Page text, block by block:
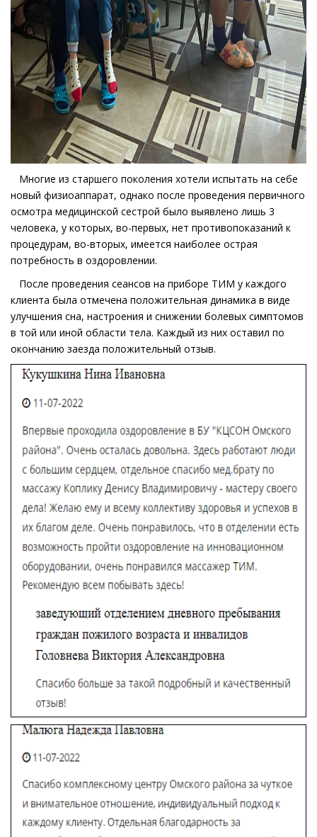
Многие из старшего поколения хотели испытать на себе
новый физиоаппарат, однако после проведения первичного
осмотра медицинской сестрой было выявлено лишь 3
человека, у которых, во-первых, нет противопоказаний к
процедурам, во-вторых, имеется наиболее острая
потребность в оздоровлении.
После проведения сеансов на приборе ТИМ у каждого
клиента была отмечена положительная динамика в виде
улучшения сна, настроения и снижении болевых симптомов
в той или иной области тела. Каждый из них оставил по
окончанию заезда положительный отзыв.